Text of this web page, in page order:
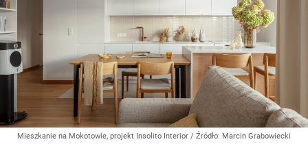
Mieszkanie na Mokotowie, projekt Insolito Interior / Źródło: Marcin Grabowiecki